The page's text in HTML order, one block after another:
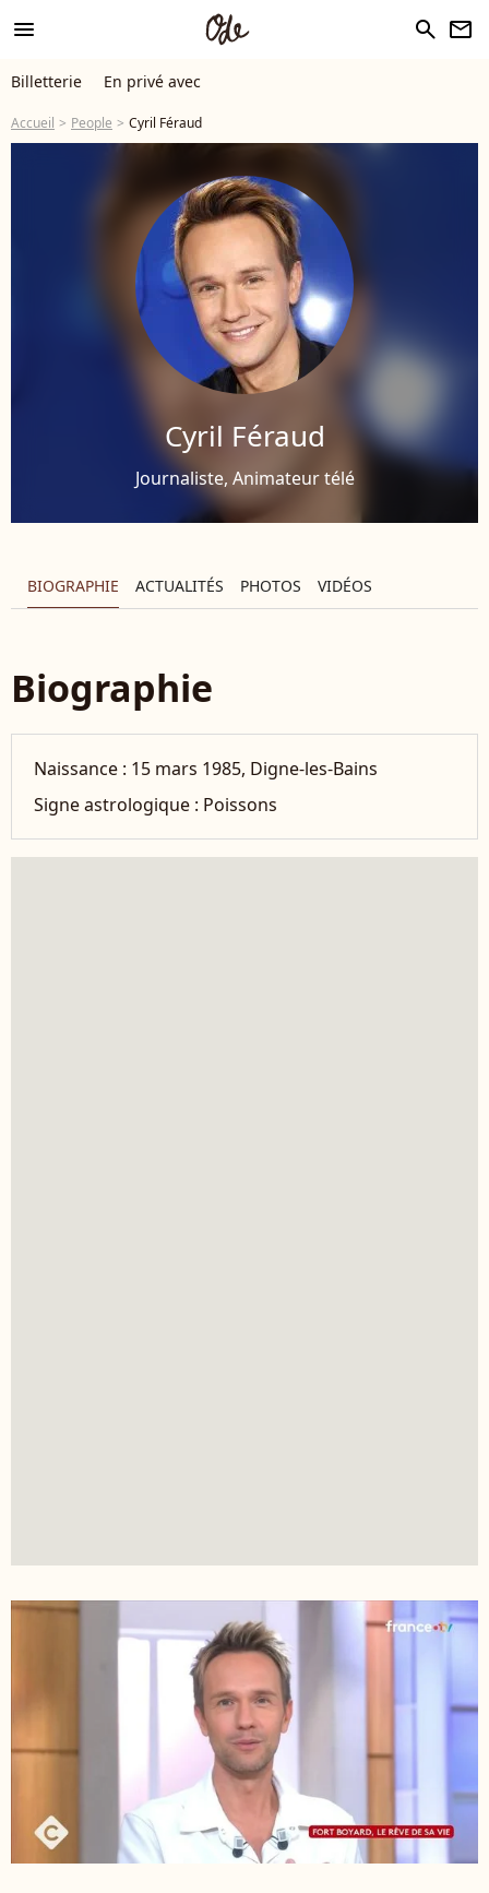
menu search newsletter
Billetterie En privé avec
Accueil People Cyril Féraud
Cyril Féraud
Journaliste, Animateur télé
BIOGRAPHIE ACTUALITÉS PHOTOS VIDÉOS
Biographie
Naissance : 15 mars 1985, Digne-les-Bains
Signe astrologique : Poissons